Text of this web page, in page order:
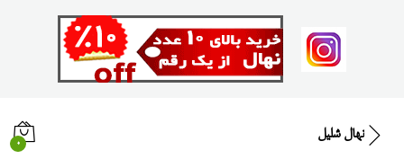
نهال شلیل
0